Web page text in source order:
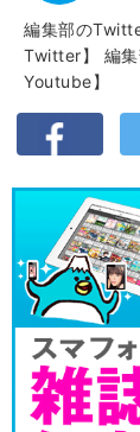
編集部の
Twitter】
編
Youtube】